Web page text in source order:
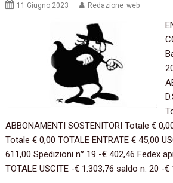
11 Giugno 2023 Redazione_web
ABBONAMENTI SOSTENITORI Totale €
Totale € 0,00 TOTALE ENTRATE € 45,00
611,00 Spedizioni n° 19 -€ 402,46 Fedex
TOTALE USCITE -€ 1.303,76 saldo n. 20 -